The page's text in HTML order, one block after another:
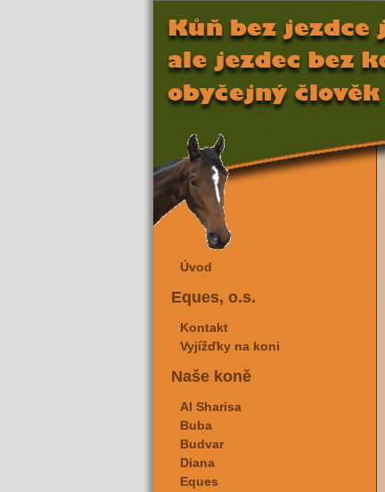
Úvod
Eques, o.s.
Kontakt
Vyjížďky na koni
Naše koně
Al Sharisa
Buba
Budvar
Diana
Eques